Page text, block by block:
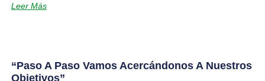
Leer Más
“Paso A Paso Vamos Acercándonos A Nuestros
Objetivos”